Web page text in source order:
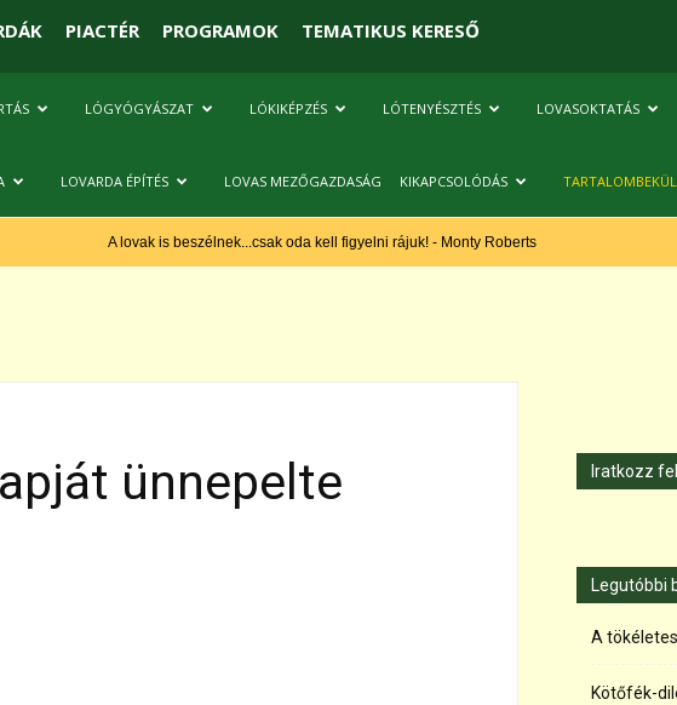
PIACTÉR PROGRAMOK TEMATIKUS KERESŐ
LÓGYÓGYÁSZAT LÓKIKÉPZÉS LÓTENYÉSZTÉS LOVASOKTATÁS
LOVARDA ÉPÍTÉS LOVAS MEZŐGAZDASÁG KIKAPCSOLÓDÁS
A lovak is beszélnek...csak oda kell figyelni rájuk! - Monty Roberts
ünnepelte
Iratkozz
Legutóbbi
A
Kötőfék-